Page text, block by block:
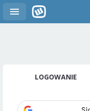
LOGOWANIE